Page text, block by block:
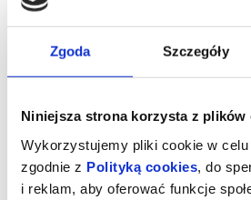
Zgoda Szczegóły
Niniejsza strona korzysta z plików
Wykorzystujemy pliki cookie w celu
zgodnie z Polityką cookies , do
i reklam, aby oferować funkcje